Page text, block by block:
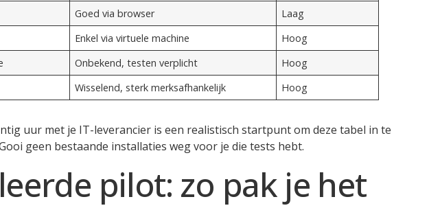
Goed via browser
Laag
Enkel via virtuele machine
Hoog
Onbekend, testen verplicht
Hoog
Wisselend, sterk merksafhankelijk Hoog
uur met je IT-leverancier is een realistisch startpunt om deze tabel in te
geen bestaande installaties weg voor je die tests hebt.
pilot: zo pak je het